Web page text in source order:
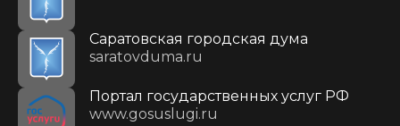
Саратовская городская дума
saratovduma.ru
Портал государственных услуг РФ
www.gosuslugi.ru